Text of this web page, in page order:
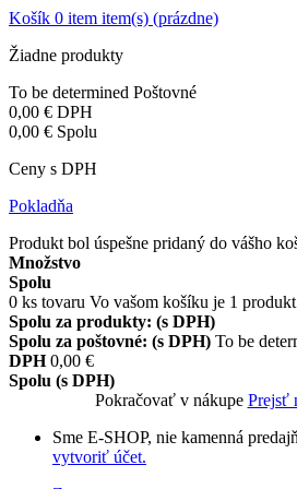
Košík 0 item item(s) (prázdne)
Žiadne produkty
To be determined Poštovné
0,00 € DPH
0,00 € Spolu
Ceny s DPH
Pokladňa
Produkt bol úspešne pridaný do vášho
Množstvo
Spolu
0 ks tovaru Vo vašom košíku je 1
Spolu za produkty: (s DPH)
Spolu za poštovné: (s DPH) To be
DPH 0,00 €
Spolu (s DPH)
Pokračovať v nákupe Prejsť
Sme E-SHOP, nie kamenná
vytvoriť účet.